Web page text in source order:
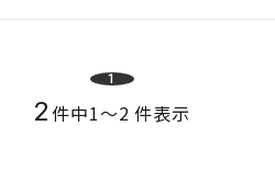
1
2件中1〜2 件表示